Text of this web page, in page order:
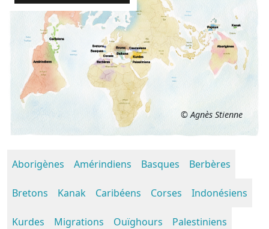
© Agnès Stienne
Aborigènes Amérindiens Basques Berbères
Bretons Kanak Caribéens Corses Indonésiens
Kurdes Migrations Ouïghours Palestiniens